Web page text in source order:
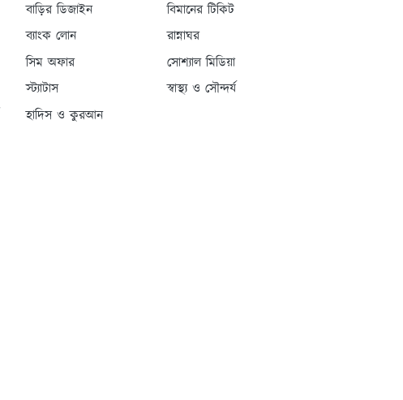
বাড়ির ডিজাইন
বিমানের টিকিট
ব্যাংক লোন
রান্নাঘর
সিম অফার
সোশ্যাল মিডিয়া
স্ট্যাটাস
স্বাস্থ্য ও সৌন্দর্য
হাদিস ও কুরআন